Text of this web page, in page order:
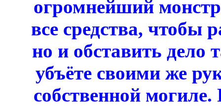
огромнейший
все средства, чтобы
но и обставить дело
убъёте своими же
собственной